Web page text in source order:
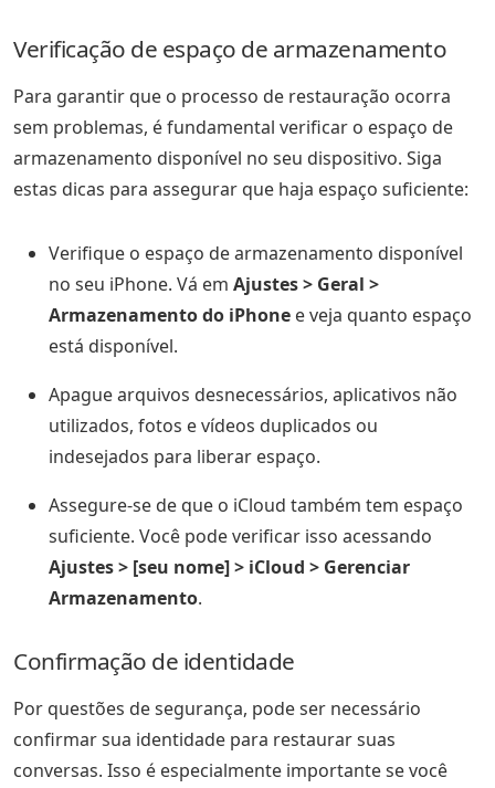
Verificação de espaço de armazenamento
Para garantir que o processo de restauração ocorra
sem problemas, é fundamental verificar o espaço de
armazenamento disponível no seu dispositivo. Siga
estas dicas para assegurar que haja espaço suficiente:
Verifique o espaço de armazenamento disponível
no seu iPhone. Vá em Ajustes > Geral >
Armazenamento do iPhone e veja quanto espaço
está disponível.
Apague arquivos desnecessários, aplicativos não
utilizados, fotos e vídeos duplicados ou
indesejados para liberar espaço.
Assegure-se de que o iCloud também tem espaço
suficiente. Você pode verificar isso acessando
Ajustes > [seu nome] > iCloud > Gerenciar
Armazenamento.
Confirmação de identidade
Por questões de segurança, pode ser necessário
confirmar sua identidade para restaurar suas
conversas. Isso é especialmente importante se você